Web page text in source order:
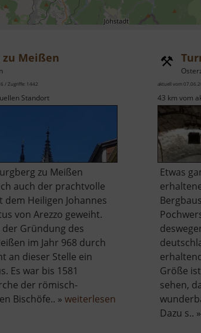
zu Meißen
/ Zugriffe: 1442
Standort
zu Meißen
auch der prachtvolle
dem Heiligen Johannes
von Arezzo geweiht.
der Gründung des
im Jahr 968 durch
an dieser Stelle ein
Es war bis 1581
der römisch-
Bischöfe.. »weiterlesen
aktuell vom
43 km vom
Etwas
Größe
sehen,
Dazu s.. »